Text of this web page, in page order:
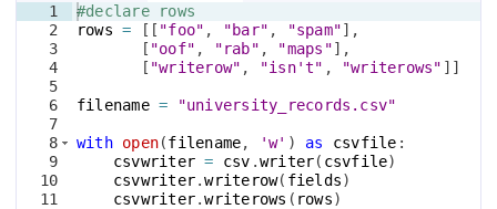
1
2
3
4
5
6
7
8
9
10
11
#declare rows
rows = [[ "foo" , "bar" , "spam"] ,
[ "oof" , "rab" , "maps"] ,
[ "writerow" , "isn't" , "writerows" ]]
filename = "university_records.csv"
with open(filename, 'w' ) as csvfile :
csvwriter = csv .writer( csvfile)
csvwriter.writerow( fields)
csvwriter.writerows ( rows)